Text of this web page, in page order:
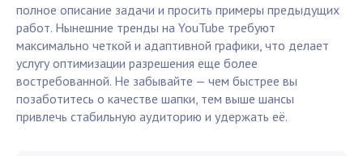
полное описание задачи и просить примеры предыдущих
работ. Нынешние тренды на YouTube требуют
максимально четкой и адаптивной графики, что делает
услугу оптимизации разрешения еще более
востребованной. Не забывайте — чем быстрее вы
позаботитесь о качестве шапки, тем выше шансы
привлечь стабильную аудиторию и удержать её.